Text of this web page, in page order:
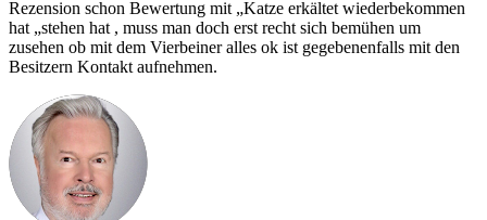
Rezension schon Bewertung mit „Katze erkältet wiederbekommen
hat „stehen hat , muss man doch erst recht sich bemühen um
zusehen ob mit dem Vierbeiner alles ok ist gegebenenfalls mit den
Besitzern Kontakt aufnehmen.